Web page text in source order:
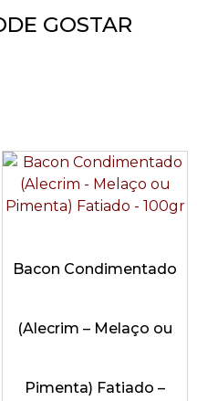
GOSTAR
Bacon Condimentado
(Alecrim – Melaço ou
Pimenta) Fatiado –